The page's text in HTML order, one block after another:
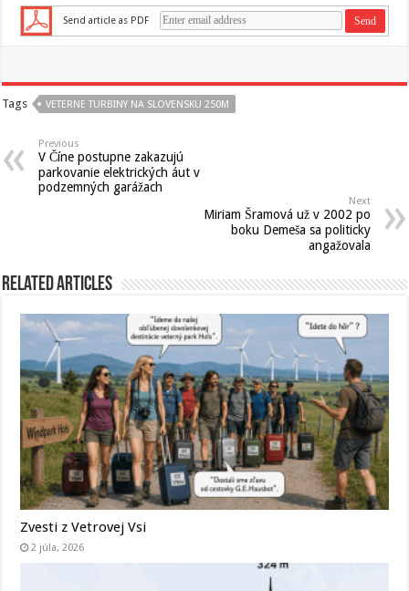
Send article as PDF
Tags VETERNE TURBINY NA SLOVENSKU 250M
Previous
V Číne postupne zakazujú
parkovanie elektrických áut v
podzemných garážach
Next
Miriam Šramová už v 2002 po
boku Demeša sa politicky
angažovala
Related Articles
Zvesti z Vetrovej Vsi
2 júla, 2026